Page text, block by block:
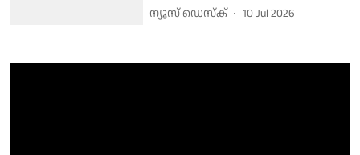
ന്യൂസ് ഡെസ്ക് 10 Jul 2026